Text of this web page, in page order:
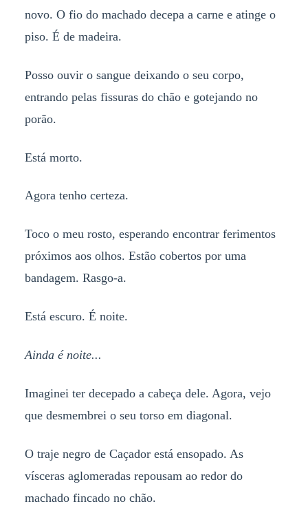
novo. O fio do machado decepa a carne e atinge o
piso. É de madeira.
Posso ouvir o sangue deixando o seu corpo,
entrando pelas fissuras do chão e gotejando no
porão.
Está morto.
Agora tenho certeza.
Toco o meu rosto, esperando encontrar ferimentos
próximos aos olhos. Estão cobertos por uma
bandagem. Rasgo-a.
Está escuro. É noite.
Ainda é noite...
Imaginei ter decepado a cabeça dele. Agora, vejo
que desmembrei o seu torso em diagonal.
O traje negro de Caçador está ensopado. As
vísceras aglomeradas repousam ao redor do
machado fincado no chão.